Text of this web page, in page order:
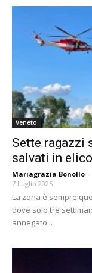
Veneto
Sette ragazzi
salvati in
Mariagrazia Bonollo -
7 Luglio 2025
La zona è sempre
dove solo tre
annegato...